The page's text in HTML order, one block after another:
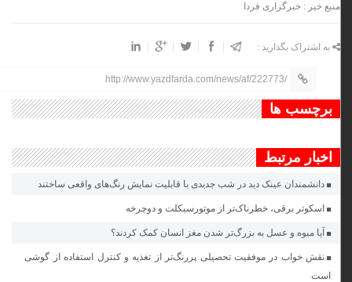
منبع خبر : خبرگزاری فردا
به اشتراک بگذارید :
http://www.yazdfarda.com/news/af/222773/
برچسب ها
اخبار مرتبط
دانشمندان عینک دید در شب جدیدی با قابلیت نمایش رنگ‌های واقعی ساختند
اسکوتر برقی، خطرناک‌تر از موتورسیکلت و دوچرخه
آیا میوه و عسل به بزرگ‌تر شدن مغز انسان کمک کردند؟
نقش خواب در موفقیت تحصیلی پررنگ‌تر از تغذیه و کنترل استفاده از گوشی
است